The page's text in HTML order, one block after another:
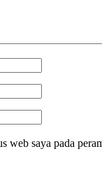
web saya pada